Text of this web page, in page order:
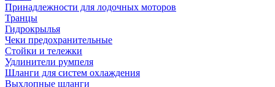
Принадлежности для лодочных моторов
Транцы
Гидрокрылья
Чеки предохранительные
Стойки и тележки
Удлинители румпеля
Шланги для систем охлаждения
Выхлопные шланги